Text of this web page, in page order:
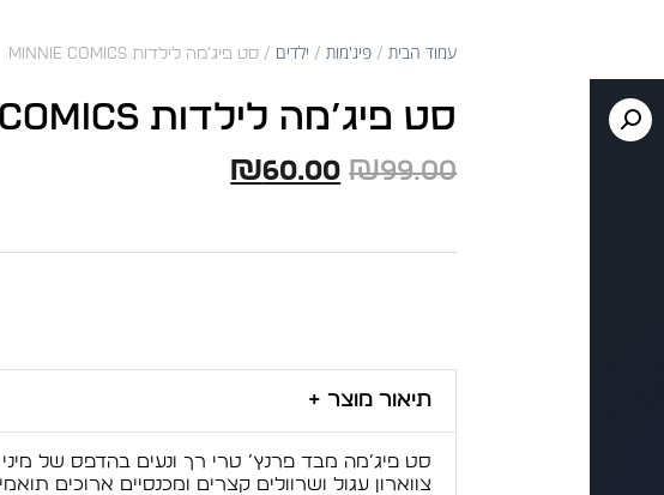
עמוד הבית/ פיג'מות/ ילדים / סט פיג’מה לילדות MINNIE COMICS
סט פיג’מה לילדות MINNIE COMICS
₪99.00
₪60.00
תיאור מוצר +
סט פיג’מה מבד פרנץ’ טרי רך ונעים בהדפס של
צווארון עגול ושרוולים קצרים ומכנסיים ארוכים